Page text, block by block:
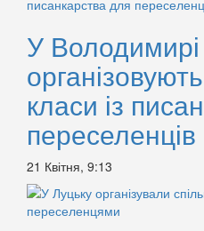
У Володимирі
класи із
переселенців
21 Квітня, 9:13